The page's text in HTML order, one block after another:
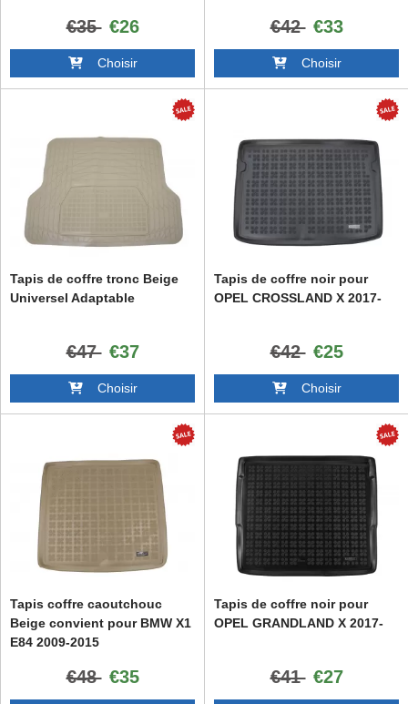
€35 €26
Choisir
€42 €33
Choisir
Tapis de coffre tronc Beige
Universel Adaptable
€47 €37
Choisir
Tapis de coffre noir pour
OPEL CROSSLAND X 2017-
€42 €25
Choisir
Tapis coffre caoutchouc
Beige convient pour BMW X1
E84 2009-2015
€48 €35
Tapis de coffre noir pour
OPEL GRANDLAND X 2017-
€41 €27